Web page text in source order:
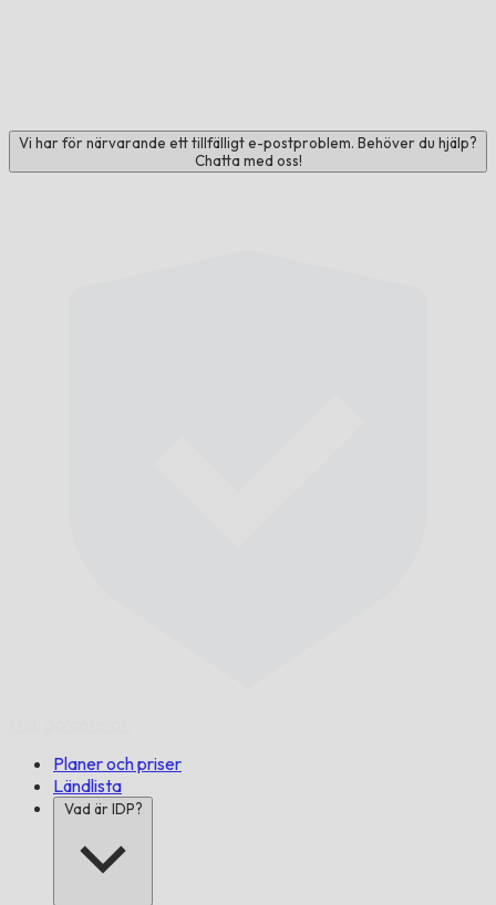
Vi har för närvarande ett tillfälligt e-postproblem. Behöver du hjälp?
Chatta med oss!
Planer och priser
Ländlista
Vad är IDP?